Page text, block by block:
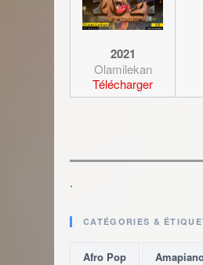
2021
Olamilekan
Télécharger
.
CATÉGORIES &
Afro Pop